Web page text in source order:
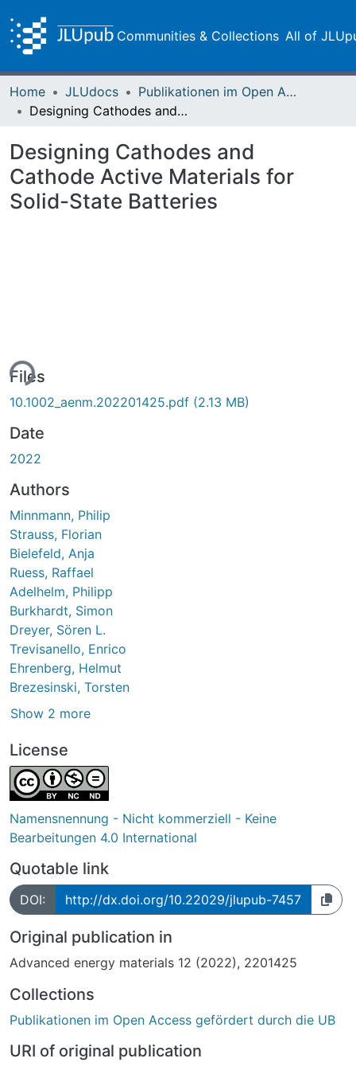
Communities & Collections All of
Home JLUdocs
Publikationen im Open Access gefördert durch die UB
Designing Cathodes and Cathode Active Materials for Solid-State Batteries
Designing Cathodes and
Cathode Active Materials for
Solid-State Batteries
Files
10.1002_aenm.202201425.pdf (2.13 MB)
Date
2022
Authors
Minnmann, Philip
Strauss, Florian
Bielefeld, Anja
Ruess, Raffael
Adelhelm, Philipp
Burkhardt, Simon
Dreyer, Sören L.
Trevisanello, Enrico
Ehrenberg, Helmut
Brezesinski, Torsten
Show 2 more
License
Namensnennung - Nicht kommerziell - Keine
Bearbeitungen 4.0 International
Quotable link
DOI: http://dx.doi.org/10.22029/jlupub-7457
Original publication in
Advanced energy materials 12 (2022), 2201425
Collections
Publikationen im Open Access gefördert durch die UB
URI of original publication